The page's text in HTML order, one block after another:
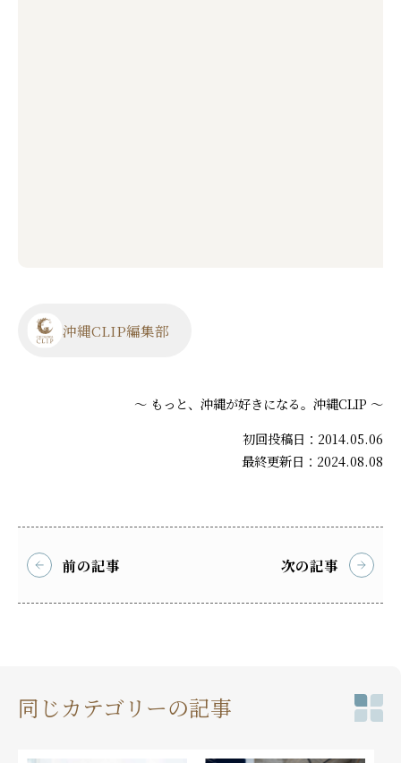
沖縄CLIP編集部
～ もっと、沖縄が好きになる。沖縄CLIP ～
初回投稿日：2014.05.06
最終更新日：2024.08.08
前の記事 次の記事
同じカテゴリーの記事